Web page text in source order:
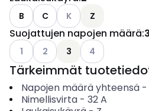
B C Katso käytettävissä
K Z
Suojattujen napojen määrä:3
Katso käytettävissä olevat
1 Katso käytettävissä olevat
2 3 Katso
4
Tärkeimmät
Napojen määrä yhteensä-
Nimellisvirta- 32A